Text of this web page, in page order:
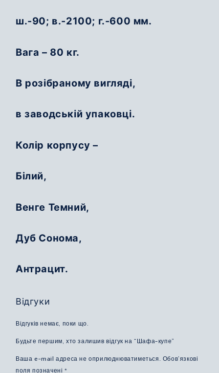
ш.-90; в.-2100; г.-600 мм.
Вага – 80 кг.
В розібраному вигляді,
в заводській упаковці.
Колір корпусу –
Білий,
Венге Темний,
Дуб Сонома,
Антрацит.
Відгуки
Відгуків немає, поки що.
Будьте першим, хто залишив відгук на “Шафа-купе”
Ваша e-mail адреса не оприлюднюватиметься.
Обов’язкові
поля позначені *